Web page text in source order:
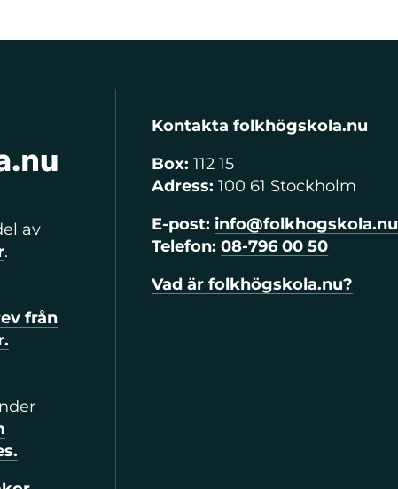
av
.
från
Kontakta folkhögskola.nu
Box:112 15
Adress: 100 61 Stockholm
E-post: info@folkhogskola.nu
Telefon: 08-796 00 50
Vad är folkhögskola.nu?